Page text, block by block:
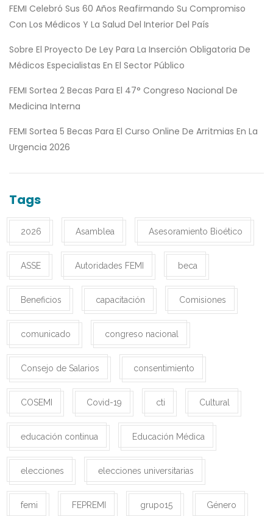
FEMI Celebró Sus 60 Años Reafirmando Su Compromiso
Con Los Médicos Y La Salud Del Interior Del País
Sobre El Proyecto De Ley Para La Inserción Obligatoria De
Médicos Especialistas En El Sector Público
FEMI Sortea 2 Becas Para El 47° Congreso Nacional De
Medicina Interna
FEMI Sortea 5 Becas Para El Curso Online De Arritmias En La
Urgencia 2026
Tags
2026 Asamblea Asesoramiento Bioético
ASSE Autoridades FEMI beca
Beneficios capacitación Comisiones
comunicado congreso nacional
Consejo de Salarios consentimiento
COSEMI Covid-19 cti Cultural
educación continua Educación Médica
elecciones elecciones universitarias
femi FEPREMI grupo15 Género